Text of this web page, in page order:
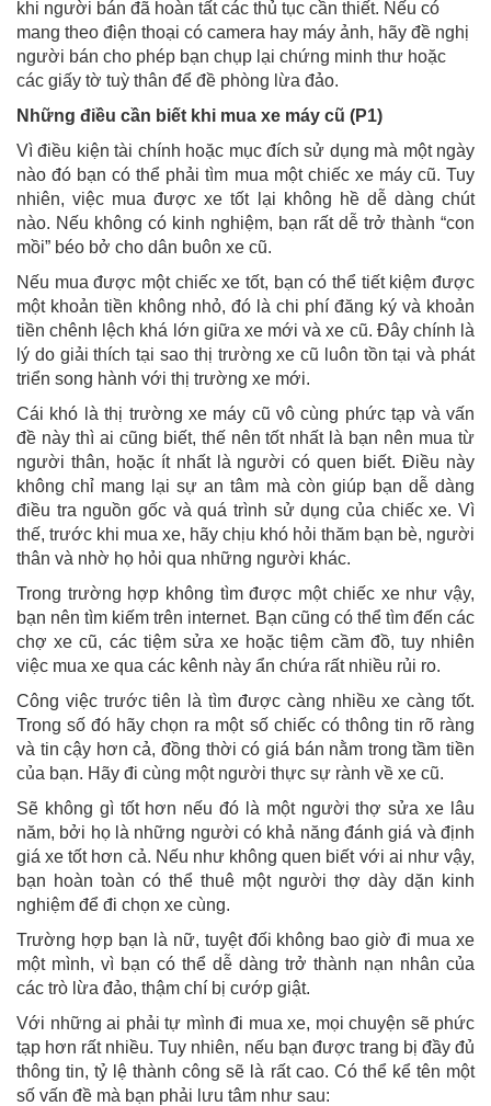
khi người bán đã hoàn tất các thủ tục cần thiết. Nếu có
mang theo điện thoại có camera hay máy ảnh, hãy đề nghị
người bán cho phép bạn chụp lại chứng minh thư hoặc
các giấy tờ tuỳ thân để đề phòng lừa đảo.
Những điều cần biết khi mua xe máy cũ (P1)
Vì điều kiện tài chính hoặc mục đích sử dụng mà một ngày
nào đó bạn có thể phải tìm mua một chiếc xe máy cũ. Tuy
nhiên, việc mua được xe tốt lại không hề dễ dàng chút
nào. Nếu không có kinh nghiệm, bạn rất dễ trở thành “con
mồi” béo bở cho dân buôn xe cũ.
Nếu mua được một chiếc xe tốt, bạn có thể tiết kiệm được
một khoản tiền không nhỏ, đó là chi phí đăng ký và khoản
tiền chênh lệch khá lớn giữa xe mới và xe cũ. Đây chính là
lý do giải thích tại sao thị trường xe cũ luôn tồn tại và phát
triển song hành với thị trường xe mới.
Cái khó là thị trường xe máy cũ vô cùng phức tạp và vấn
đề này thì ai cũng biết, thế nên tốt nhất là bạn nên mua từ
người thân, hoặc ít nhất là người có quen biết. Điều này
không chỉ mang lại sự an tâm mà còn giúp bạn dễ dàng
điều tra nguồn gốc và quá trình sử dụng của chiếc xe. Vì
thế, trước khi mua xe, hãy chịu khó hỏi thăm bạn bè, người
thân và nhờ họ hỏi qua những người khác.
Trong trường hợp không tìm được một chiếc xe như vậy,
bạn nên tìm kiếm trên internet. Bạn cũng có thể tìm đến các
chợ xe cũ, các tiệm sửa xe hoặc tiệm cầm đồ, tuy nhiên
việc mua xe qua các kênh này ẩn chứa rất nhiều rủi ro.
Công việc trước tiên là tìm được càng nhiều xe càng tốt.
Trong số đó hãy chọn ra một số chiếc có thông tin rõ ràng
và tin cậy hơn cả, đồng thời có giá bán nằm trong tầm tiền
của bạn. Hãy đi cùng một người thực sự rành về xe cũ.
Sẽ không gì tốt hơn nếu đó là một người thợ sửa xe lâu
năm, bởi họ là những người có khả năng đánh giá và định
giá xe tốt hơn cả. Nếu như không quen biết với ai như vậy,
bạn hoàn toàn có thể thuê một người thợ dày dặn kinh
nghiệm để đi chọn xe cùng.
Trường hợp bạn là nữ, tuyệt đối không bao giờ đi mua xe
một mình, vì bạn có thể dễ dàng trở thành nạn nhân của
các trò lừa đảo, thậm chí bị cướp giật.
Với những ai phải tự mình đi mua xe, mọi chuyện sẽ phức
tạp hơn rất nhiều. Tuy nhiên, nếu bạn được trang bị đầy đủ
thông tin, tỷ lệ thành công sẽ là rất cao. Có thể kể tên một
số vấn đề mà bạn phải lưu tâm như sau: